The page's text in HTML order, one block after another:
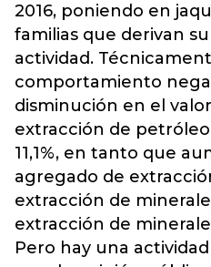
2016, poniendo en
familias que derivan
actividad.
comportamiento
disminución en el
extracción de
11,1%, en tanto que
agregado de
extracción de
extracción de
Pero hay una